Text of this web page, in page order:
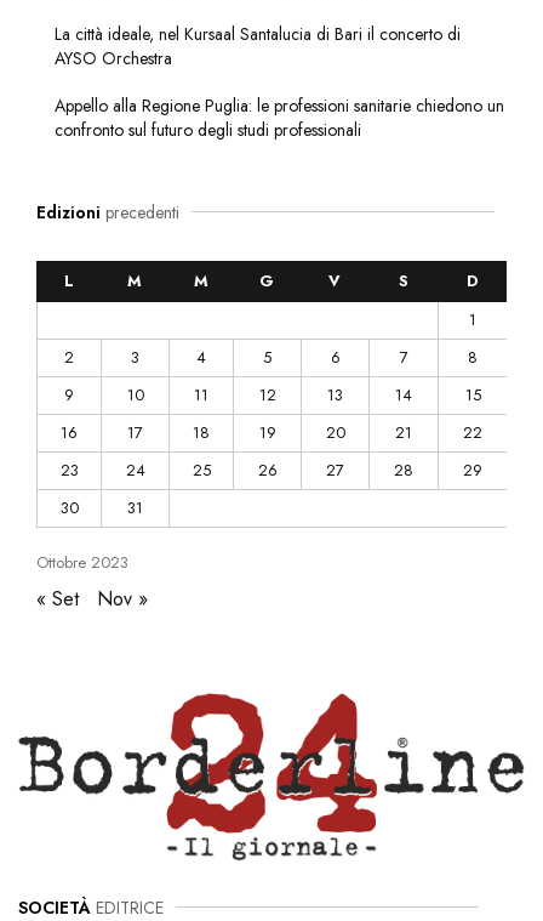
La città ideale, nel Kursaal Santalucia di Bari il concerto di
AYSO Orchestra
Appello alla Regione Puglia: le professioni sanitarie chiedono un
confronto sul futuro degli studi professionali
Edizioni precedenti
Ottobre 2023
L M M G V S
D
1
2
3 4 5 6 7
8
9
10 11 12 13 14
15
16
17 18 19 20 21
22
23
24 25 26 27 28
29
30
31
« Set Nov »
SOCIETÀ EDITRICE